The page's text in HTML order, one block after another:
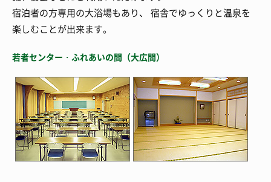
宿泊者の方専用の大浴場もあり、 宿舎でゆっくりと温泉を
楽しむことが出来ます。
若者センター・ふれあいの間（大広間）